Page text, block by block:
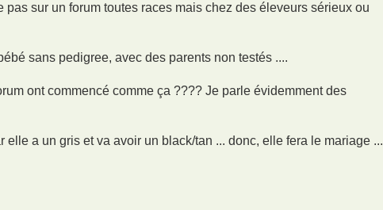
sur un forum toutes races mais chez des éleveurs sérieux ou
sans pedigree, avec des parents non testés ....
ont commencé comme ça ???? Je parle évidemment des
a un gris et va avoir un black/tan ... donc, elle fera le mariage ...